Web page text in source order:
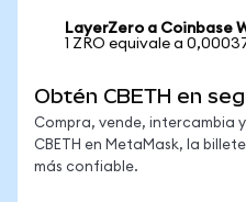
LayerZero a Coinbase
1 ZRO equivale a
Obtén CBETH en
Compra, vende, intercambia
CBETH en MetaMask, la
más confiable.